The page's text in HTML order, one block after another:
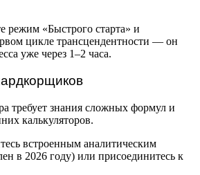
режим «Быстрого старта» и
цикле трансцендентности — он
уже через 1–2 часа.
требует знания сложных формул и
калькуляторов.
встроенным аналитическим
в 2026 году) или присоединитесь к